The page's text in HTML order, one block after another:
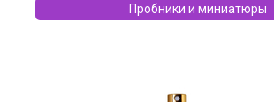
Пробники и миниатюры